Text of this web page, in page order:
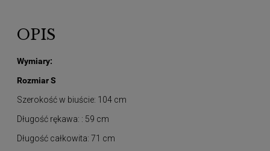
OPIS
Wymiary:
Rozmiar S
Szerokość w biuście: 104 cm
Długość rękawa: : 59 cm
Długość całkowita: 71 cm